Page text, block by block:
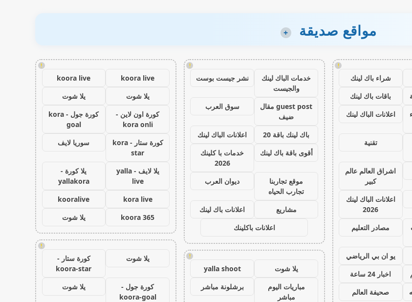
مواقع صديقة +
!
شراء باك لينك
باقات باك لينك
اعلانات الباك لينك
تقنية
اشراق العالم عالم
كبير
اعلانات الباك لينك
2026
مصادر التعليم
يو ان بي الرياضي
اخبار 24 ساعة
صحيفة العالم
!
خدمات الباك لينك
والجيست
نشر جيست بوست
guest post مقال
ضيف
سوق العرب
باك لينك باقة 20
اعلانات الباك لينك
أقوى باقة باك لينك
خدمات با كلينك
2026
موقع تجاربنا
تجارب الحياه
ديوان العرب
مشاريع
اعلانات باك لينك
اعلانات باكلينك
!
يلا شوت
yalla shoot
مباريات اليوم
مباشر
برشلونة مباشر
!
koora live
koora live
يلا شوت
يلا شوت
كورة اون لاين -
kora onli
كورة جول - kora
goal
كورة ستار - kora
star
سوريا لايف
يلا لايف - yalla
live
يلا كورة -
yallakora
kora live
kooralive
koora 365
يلا شوت
!
يلا شوت
كورة ستار -
koora-star
كورة جول -
koora-goal
يلا شوت